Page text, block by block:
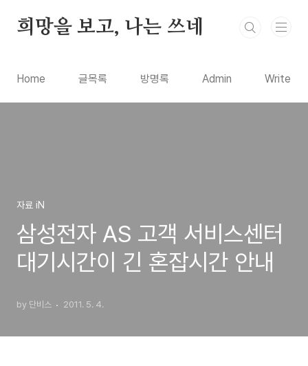
희망을 보고, 나는 쓰네
Home 글목록 방명록 Admin Write
자료 iN
삼성전자 AS 고객 서비스센터
대기시간이 긴 혼잡시간 안내
by 단비스 2011. 5. 4.